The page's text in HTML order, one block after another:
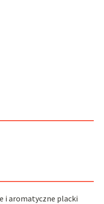
i aromatyczne placki